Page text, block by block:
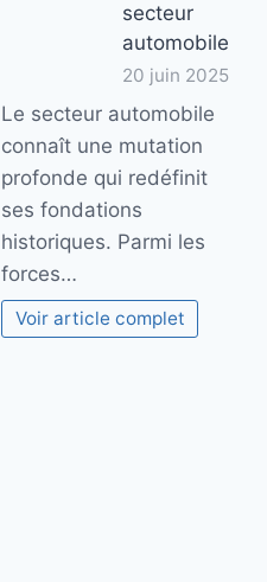
secteur
automobile
20 juin 2025
Le secteur automobile
connaît une mutation
profonde qui redéfinit
ses fondations
historiques. Parmi les
forces…
Voir article complet